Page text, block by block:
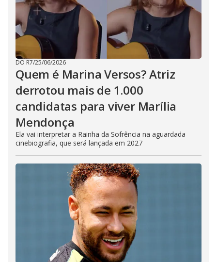
DO R7/25/06/2026
Quem é Marina Versos? Atriz
derrotou mais de 1.000
candidatas para viver Marília
Mendonça
Ela vai interpretar a Rainha da Sofrência na aguardada
cinebiografia, que será lançada em 2027